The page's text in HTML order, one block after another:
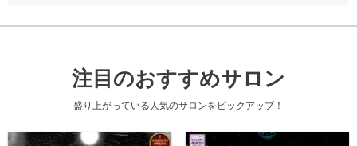
注目のおすすめサロン
盛り上がっている人気のサロンをピックアップ！